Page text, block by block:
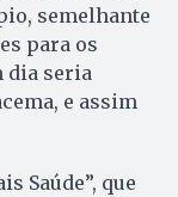
semelhante
para os
dia seria
e assim
Saúde”, que